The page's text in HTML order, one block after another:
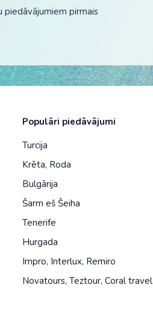
piedāvājumiem pirmais
Populāri piedāvājumi
Turcija
Krēta, Roda
Bulgārija
Šarm eš Šeiha
Tenerife
Hurgada
Impro, Interlux, Remiro
Novatours,Teztour,Coral travel